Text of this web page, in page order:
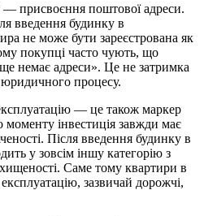
присвоєння поштової адреси.
введення будинку в
не може бути зареєстрована як
покупці часто чують, що
немає адреси». Це не затримка
процесу.
— це також маркер
інвестиція завжди має
Після введення будинку в
у зовсім іншу категорію з
Саме тому квартири в
зазвичай дорожчі,